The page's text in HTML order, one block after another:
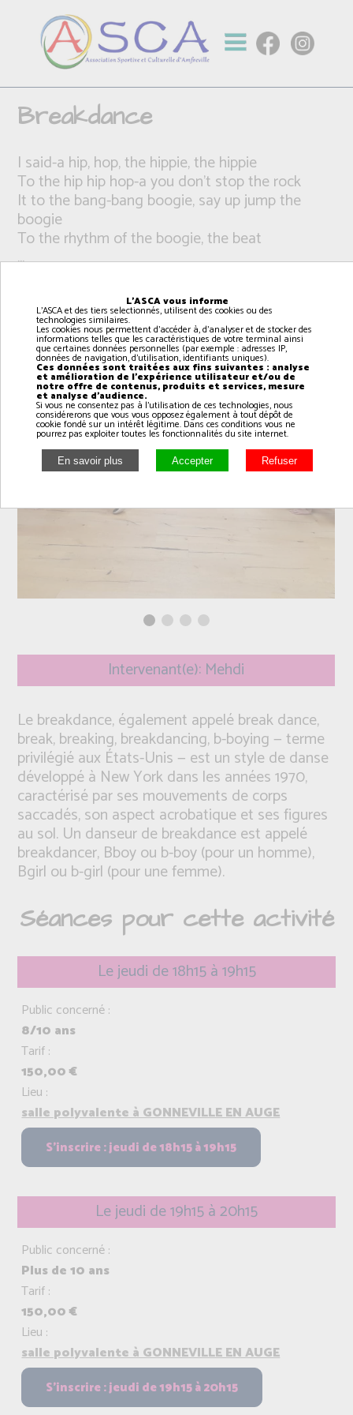
Breakdance
I said-a hip, hop, the hippie, the hippie
To the hip hip hop-a you don't stop the rock
It to the bang-bang boogie, say up jump the
boogie
To the rhythm of the boogie, the beat
...
Intervenant(e): Mehdi
Le breakdance, également appelé break dance,
break, breaking, breakdancing, b-boying — terme
privilégié aux États-Unis — est un style de danse
développé à New York dans les années 1970,
caractérisé par ses mouvements de corps
saccadés, son aspect acrobatique et ses figures
au sol. Un danseur de breakdance est appelé
breakdancer, Bboy ou b-boy (pour un homme),
Bgirl ou b-girl (pour une femme).
Séances pour cette activité
Le jeudi de 18h15 à 19h15
Public concerné :
8/10 ans
Tarif :
150,00 €
Lieu :
salle polyvalente à GONNEVILLE EN AUGE
Le jeudi de 19h15 à 20h15
Public concerné :
Plus de 10 ans
Tarif :
150,00 €
Lieu :
salle polyvalente à GONNEVILLE EN AUGE
L'ASCA vous informe
L'ASCA et des tiers selectionnés, utilisent des cookies ou des
technologies similaires.
Les cookies nous permettent d'accéder à, d'analyser et de stocker des
informations telles que les caractéristiques de votre terminal ainsi
que certaines données personnelles (par exemple : adresses IP,
données de navigation, d'utilisation, identifiants uniques).
Ces données sont traitées aux fins suivantes : analyse
et amélioration de l'expérience utilisateur et/ou de
notre offre de contenus, produits et services, mesure
et analyse d'audience.
Si vous ne consentez pas à l'utilisation de ces technologies, nous
considérerons que vous vous opposez également à tout dépôt de
cookie fondé sur un intérêt légitime. Dans ces conditions vous ne
pourrez pas exploiter toutes les fonctionnalités du site internet.